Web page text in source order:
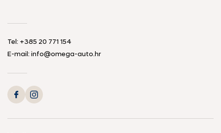
Tel: +385 20 771 154
E-mail: info@omega-auto.hr